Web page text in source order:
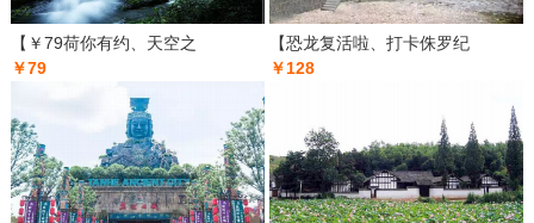
【￥79荷你有约、天空之
￥79
【恐龙复活啦、打卡侏罗纪
￥128